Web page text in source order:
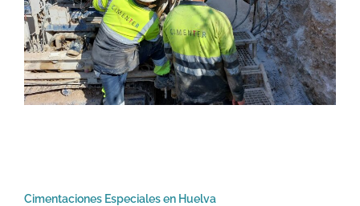
Cimentaciones Especiales en Huelva